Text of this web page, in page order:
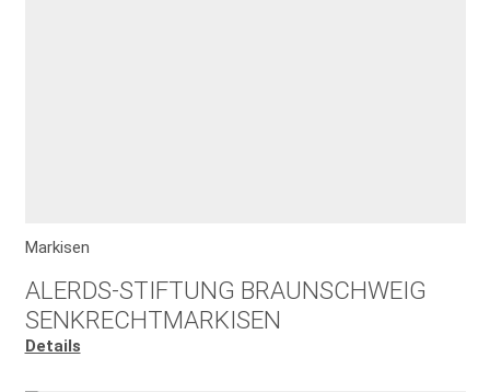
Markisen
ALERDS-STIFTUNG BRAUNSCHWEIG
SENKRECHTMARKISEN
Details